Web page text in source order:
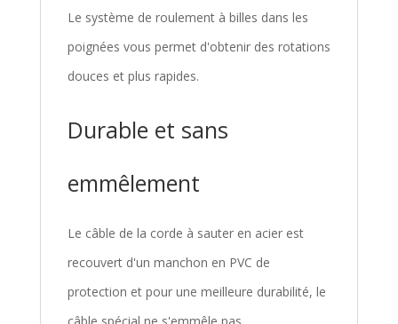
Le système de roulement à billes dans les
poignées vous permet d'obtenir des rotations
douces et plus rapides.
Durable et sans
emmêlement
Le câble de la corde à sauter en acier est
recouvert d'un manchon en PVC de
protection et pour une meilleure durabilité, le